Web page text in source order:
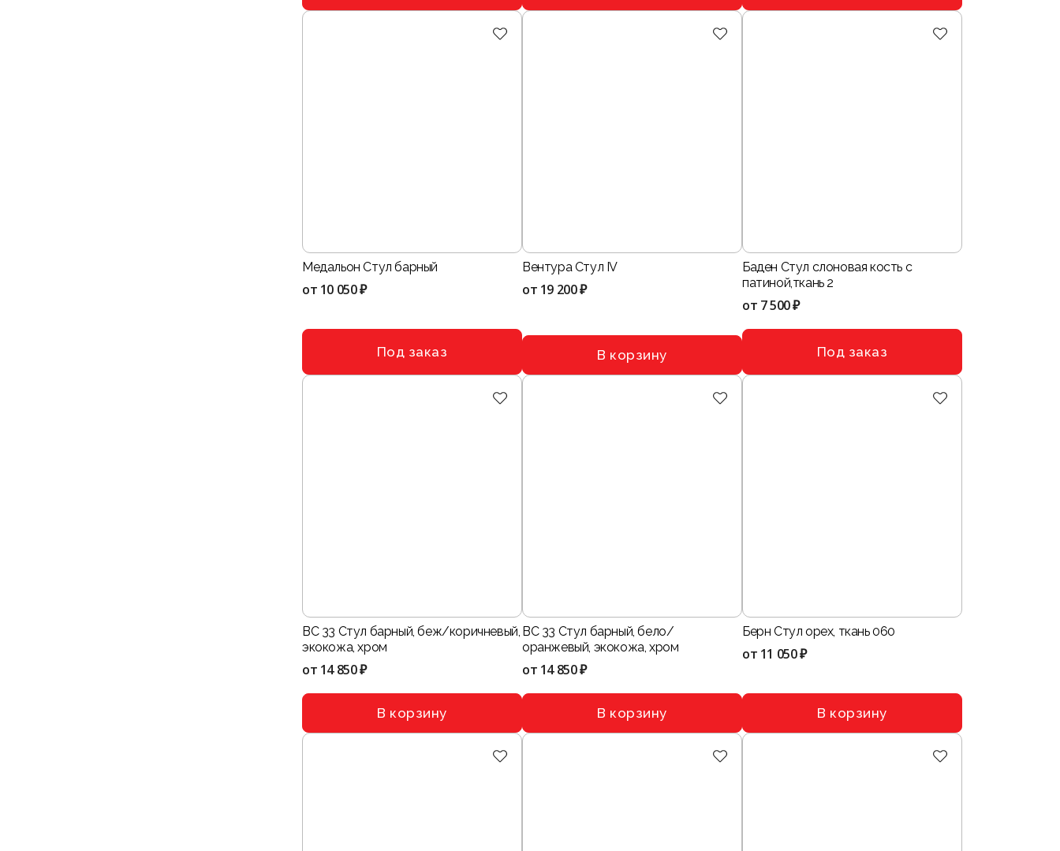
Медальон Стул барный
от 10 050 ₽
Под заказ
Вентура Стул IV
от 19 200 ₽
В корзину
Баден Стул слоновая кость с
патиной,ткань 2
от 7 500 ₽
Под заказ
BC 33 Стул барный, беж/коричневый,
экокожа, хром
от 14 850 ₽
В корзину
BC 33 Стул барный, бело/
оранжевый, экокожа, хром
от 14 850 ₽
В корзину
Берн Стул орех, ткань 060
от 11 050 ₽
В корзину